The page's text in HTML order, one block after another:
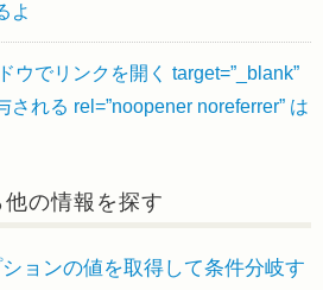
よ
ウでリンクを開く target=”_blank”
される rel=”noopener noreferrer” は
の情報を探す
ョンの値を取得して条件分岐す